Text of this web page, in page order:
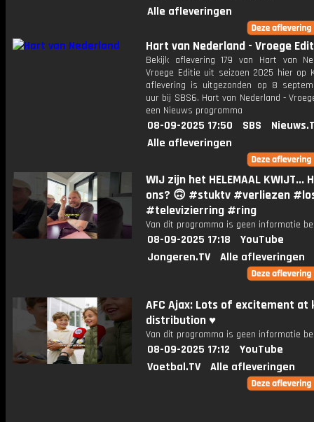
Alle afleveringen
Hart van Nederland - Vroege
Bekijk aflevering 179 van Hart van
Vroege Editie uit seizoen 2025 hier op
aflevering is uitgezonden op 8
uur bij SBS6. Hart van Nederland -
een Nieuws programma
08-09-2025 17:50 SBS
Alle afleveringen
WIJ zijn het HELEMAAL KWIJT...
ons? 🙃 #stuktv #verliezen
#televizierring #ring
Van dit programma is geen informatie
08-09-2025 17:18
YouTube
Jongeren.TV
Alle afleveringen
AFC Ajax: Lots of excitement at
distribution ♥️
Van dit programma is geen informatie
08-09-2025 17:12
YouTube
Voetbal.TV
Alle afleveringen